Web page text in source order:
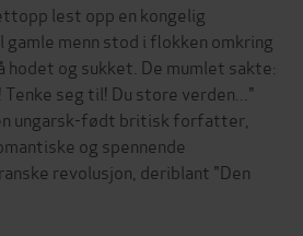
lest opp en kongelig
gamle menn stod i flokken omkring
hodet og sukket. De mumlet sakte:
Tenke seg til! Du store verden..."
ungarsk-født britisk forfatter,
og spennende
revolusjon, deriblant "Den